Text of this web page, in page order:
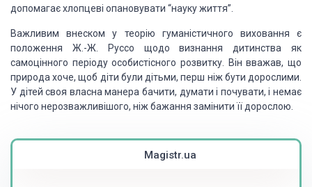
допомагає хлопцеві опановувати “науку життя”.
Важливим внеском у теорію гуманістичного виховання є
положення Ж.-Ж. Руссо щодо визнання дитинства як
самоцінного періоду особистісного розвитку. Він вважав, що
природа хоче, щоб діти були дітьми, перш ніж бути дорослими.
У дітей своя власна манера бачити, думати і почувати, і немає
нічого нерозважливішого, ніж бажання замінити її дорослою.
Magistr.ua